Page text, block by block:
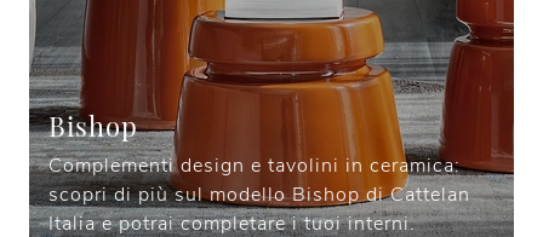
Bishop
Complementi design e tavolini in ceramica:
scopri di più sul modello Bishop di Cattelan
Italia e potrai completare i tuoi interni.